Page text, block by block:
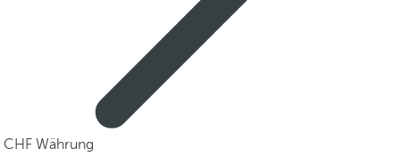
Währung